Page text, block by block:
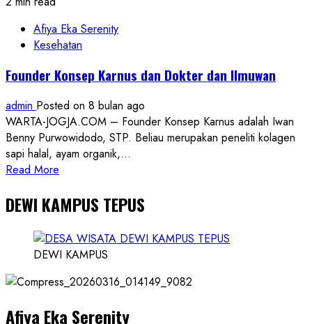
Afiya Eka Serenity
Kesehatan
Founder Konsep Karnus dan Dokter dan Ilmuwan
admin Posted on 8 bulan ago
WARTA-JOGJA.COM – Founder Konsep Karnus adalah Iwan
Benny Purwowidodo, STP. Beliau merupakan peneliti kolagen
sapi halal, ayam organik,...
Read More
about
Founder
Konsep
Karnus
Dokter
Ilmuwan
DEWI KAMPUS TEPUS
DEWI KAMPUS
Afiya Eka Serenity